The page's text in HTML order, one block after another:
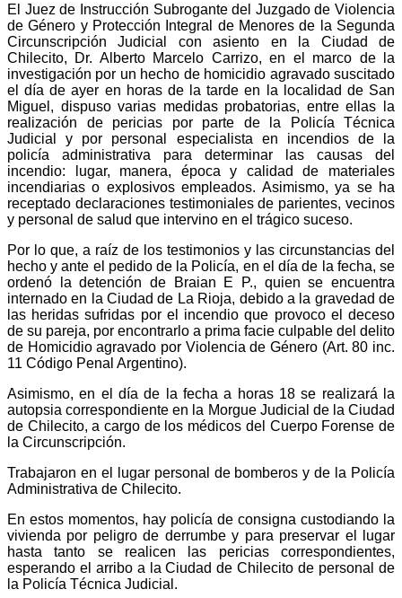
El Juez de Instrucción Subrogante del Juzgado de Violencia
de Género y Protección Integral de Menores de la Segunda
Circunscripción Judicial con asiento en la Ciudad de
Chilecito, Dr. Alberto Marcelo Carrizo, en el marco de la
investigación por un hecho de homicidio agravado suscitado
el día de ayer en horas de la tarde en la localidad de San
Miguel, dispuso varias medidas probatorias, entre ellas la
realización de pericias por parte de la Policía Técnica
Judicial y por personal especialista en incendios de la
policía administrativa para determinar las causas del
incendio: lugar, manera, época y calidad de materiales
incendiarias o explosivos empleados. Asimismo, ya se ha
receptado declaraciones testimoniales de parientes, vecinos
y personal de salud que intervino en el trágico suceso.
Por lo que, a raíz de los testimonios y las circunstancias del
hecho y ante el pedido de la Policía, en el día de la fecha, se
ordenó la detención de Braian E P., quien se encuentra
internado en la Ciudad de La Rioja, debido a la gravedad de
las heridas sufridas por el incendio que provoco el deceso
de su pareja, por encontrarlo a prima facie culpable del delito
de Homicidio agravado por Violencia de Género (Art. 80 inc.
11 Código Penal Argentino).
Asimismo, en el día de la fecha a horas 18 se realizará la
autopsia correspondiente en la Morgue Judicial de la Ciudad
de Chilecito, a cargo de los médicos del Cuerpo Forense de
la Circunscripción.
Trabajaron en el lugar personal de bomberos y de la Policía
Administrativa de Chilecito.
En estos momentos, hay policía de consigna custodiando la
vivienda por peligro de derrumbe y para preservar el lugar
hasta tanto se realicen las pericias correspondientes,
esperando el arribo a la Ciudad de Chilecito de personal de
la Policía Técnica Judicial.